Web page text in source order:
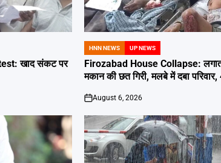
खाद संकट पर
POSTED
IN
HNN NEWS UP NEWS
Firozabad House Collapse:
मकान की छत गिरी, मलबे में दबा परिवार,
on
August 6, 2026